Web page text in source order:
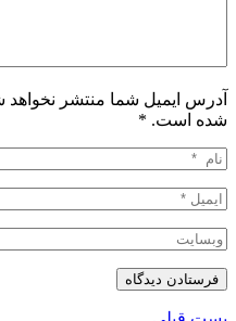
آدرس ایمیل شما منتشر
شده است. *